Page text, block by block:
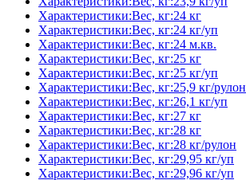
Характеристики:Вес, кг:24 кг
Характеристики:Вес, кг:24 кг/уп
Характеристики:Вес, кг:24 м.кв.
Характеристики:Вес, кг:25 кг
Характеристики:Вес, кг:25 кг/уп
Характеристики:Вес, кг:25,9 кг/рулон
Характеристики:Вес, кг:26,1 кг/уп
Характеристики:Вес, кг:27 кг
Характеристики:Вес, кг:28 кг
Характеристики:Вес, кг:28 кг/рулон
Характеристики:Вес, кг:29,95 кг/уп
Характеристики:Вес, кг:29,96 кг/уп